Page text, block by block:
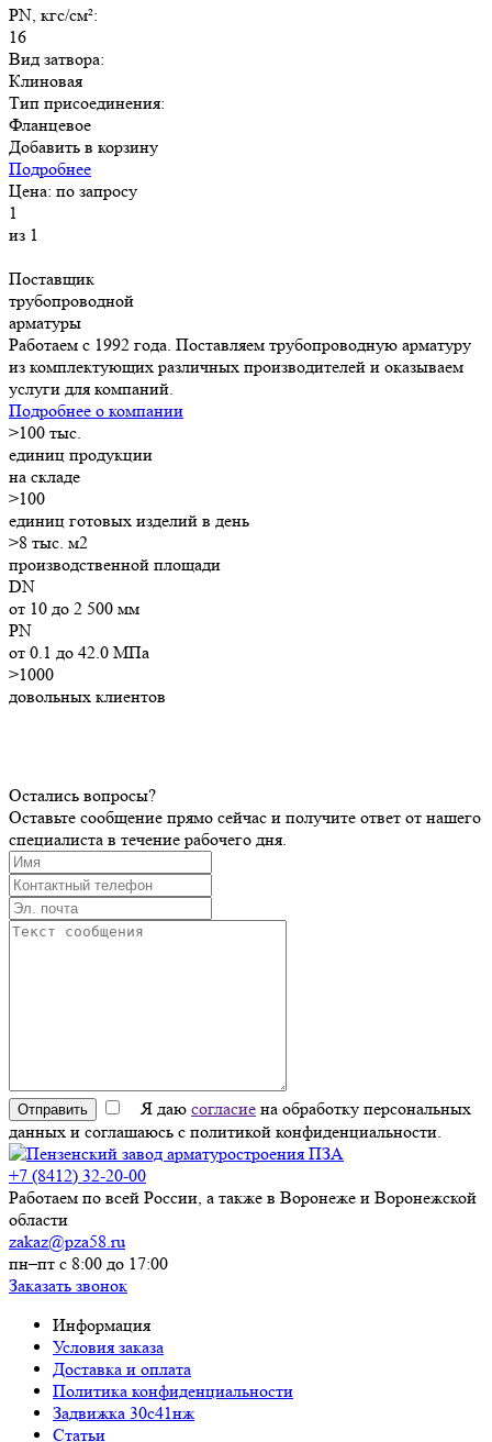
PN, кгс/см²:
16
Вид затвора:
Клиновая
Тип присоединения:
Фланцевое
Добавить в корзину
Подробнее
Цена: по запросу
1
из 1
Поставщик
трубопроводной
арматуры
Работаем с 1992 года. Поставляем трубопроводную арматуру
из комплектующих различных производителей и оказываем
услуги для компаний.
Подробнее о компании
>100 тыс.
единиц продукции
на складе
>100
единиц готовых изделий в день
>8 тыс. м2
производственной площади
DN
от 10 до 2 500 мм
PN
от 0.1 до 42.0 МПа
>1000
довольных клиентов
Остались вопросы?
Оставьте сообщение прямо сейчас и получите ответ от нашего
специалиста в течение рабочего дня.
Отправить Я даю согласие на обработку персональных
данных и соглашаюсь с политикой конфиденциальности.
+7 (8412) 32-20-00
Работаем по всей России, а также в Воронеже и Воронежской
области
zakaz@pza58.ru
пн–пт с 8:00 до 17:00
Заказать звонок
Информация
Условия заказа
Доставка и оплата
Политика конфиденциальности
Задвижка 30с41нж
Статьи